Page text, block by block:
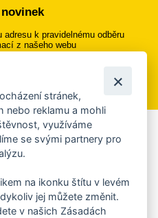
k pravidelnému odběru
z našeho webu
k odběru
rozhlas
či mailu upozornění na
a sportovní akce?
o aplikaci
stránek,
nebo reklamu a mohli
využíváme
se svými partnery pro
na ikonku štítu v levém
jej můžete změnit.
v našich Zásadách